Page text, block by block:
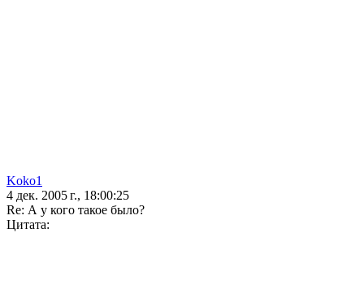
Koko1
4 дек. 2005 г., 18:00:25
Re: А у кого такое было?
Цитата: